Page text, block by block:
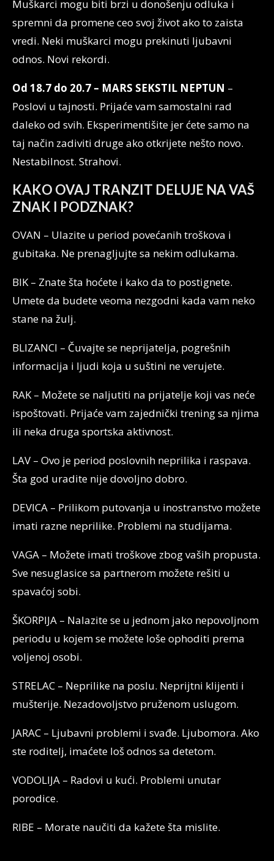
Muškarci mogu biti brzi u donošenju odluka i
spremni da promene ceo svoj život ako to zaista
vredi. Neki muškarci mogu prekinuti ljubavni
odnos. Novi rekordi.
Od 18.7 do 20.7 – MARS SEKSTIL NEPTUN –
Poslovi u tajnosti. Prijaće vam samostalni rad
daleko od svih. Eksperimentišite jer ćete samo na
taj način zadiviti druge ako otkrijete nešto novo.
Nestabilnost. Strahovi.
KAKO OVAJ TRANZIT DELUJE NA VAŠ
ZNAK I PODZNAK?
OVAN – Ulazite u period povećanih troškova i
gubitaka. Ne prenagljujte sa nekim odlukama.
BIK – Znate šta hoćete i kako da to postignete.
Umete da budete veoma nezgodni kada vam neko
stane na žulj.
BLIZANCI – Čuvajte se neprijatelja, pogrešnih
informacija i ljudi koja u suštini ne verujete.
RAK – Možete se naljutiti na prijatelje koji vas neće
ispoštovati. Prijaće vam zajednički trening sa njima
ili neka druga sportska aktivnost.
LAV – Ovo je period poslovnih neprilika i raspava.
Šta god uradite nije dovoljno dobro.
DEVICA – Prilikom putovanja u inostranstvo možete
imati razne neprilike. Problemi na studijama.
VAGA – Možete imati troškove zbog vaših propusta.
Sve nesuglasice sa partnerom možete rešiti u
spavaćoj sobi.
ŠKORPIJA – Nalazite se u jednom jako nepovoljnom
periodu u kojem se možete loše ophoditi prema
voljenoj osobi.
STRELAC – Neprilike na poslu. Neprijtni klijenti i
mušterije. Nezadovoljstvo pruženom uslugom.
JARAC – Ljubavni problemi i svađe. Ljubomora. Ako
ste roditelj, imaćete loš odnos sa detetom.
VODOLIJA – Radovi u kući. Problemi unutar
porodice.
RIBE – Morate naučiti da kažete šta mislite.